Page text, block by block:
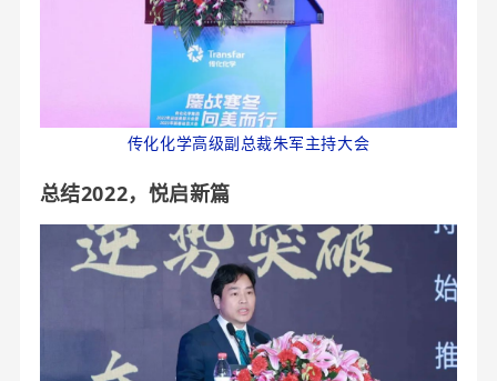
传化化学高级副总裁朱军主持大会
总结2022，悦启新篇